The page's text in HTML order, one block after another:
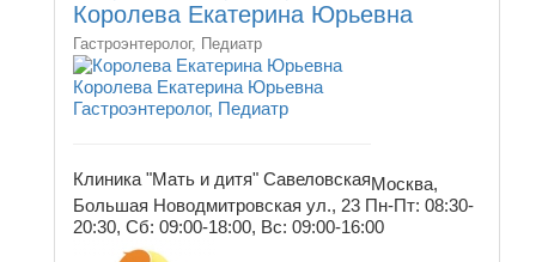
Королева Екатерина Юрьевна
Гастроэнтеролог, Педиатр
Королева Екатерина Юрьевна
Гастроэнтеролог, Педиатр
Клиника "Мать и дитя" СавеловскаяМосква,
Большая Новодмитровская ул., 23 Пн-Пт: 08:30-
20:30, Сб: 09:00-18:00, Вс: 09:00-16:00